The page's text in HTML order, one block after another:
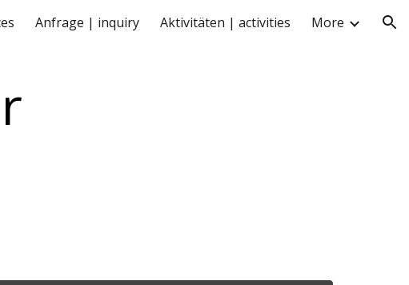
navigation
Anfrage | inquiry Aktivitäten | activities More